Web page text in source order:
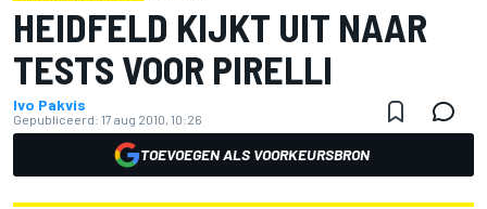
HEIDFELD KIJKT UIT NAAR
TESTS VOOR PIRELLI
Ivo Pakvis
Gepubliceerd: 17 aug 2010, 10:26
TOEVOEGEN ALS VOORKEURSBRON